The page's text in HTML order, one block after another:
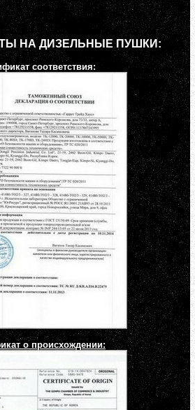
НА ДИЗЕЛЬНЫЕ ПУШКИ:
соответствия:
о происхождении: